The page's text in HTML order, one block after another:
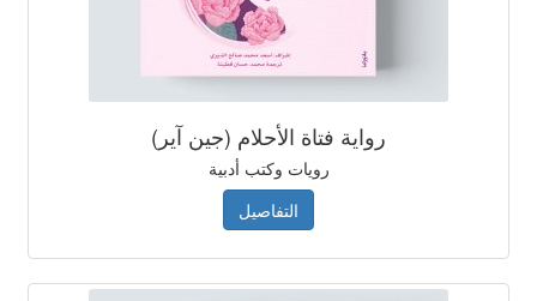
رواية فتاة الأحلام (جين آير)
رويات وكتب أدبية
التفاصيل